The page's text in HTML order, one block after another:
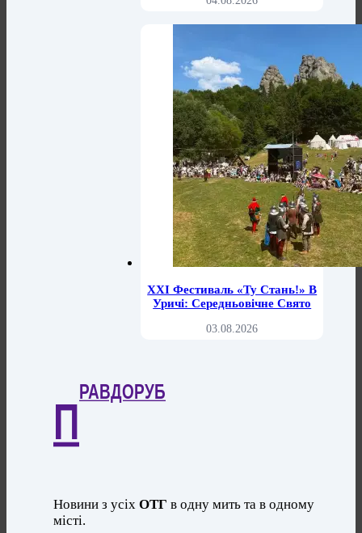
XXI Фестиваль «Ту Стань!» В
Уричі: Середньовічне Свято
03.08.2026
П
РАВДОРУБ
Новини з усіхОТГ в одну мить та в одному
місті.